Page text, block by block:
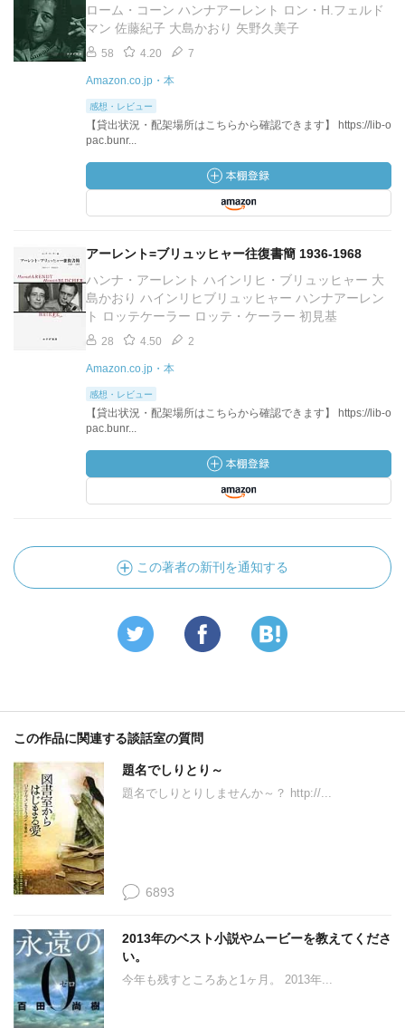
ローム・コーン ハンナアーレント ロン・H.フェルド
マン 佐藤紀子 大島かおり 矢野久美子
58 4.20 7
Amazon.co.jp・本
感想・レビュー
【貸出状況・配架場所はこちらから確認できます】 https://lib-o
pac.bunr...
アーレント=ブリュッヒャー往復書簡 1936-1968
ハンナ・アーレント ハインリヒ・ブリュッヒャー 大
島かおり ハインリヒブリュッヒャー ハンナアーレン
ト ロッテケーラー ロッテ・ケーラー 初見基
28 4.50 2
Amazon.co.jp・本
感想・レビュー
【貸出状況・配架場所はこちらから確認できます】 https://lib-o
pac.bunr...
この著者の新刊を通知する
この作品に関連する談話室の質問
題名でしりとり～
題名でしりとりしませんか～？ http://...
6893
2013年のベスト小説やムービーを教えてくださ
い。
今年も残すところあと1ヶ月。 2013年...